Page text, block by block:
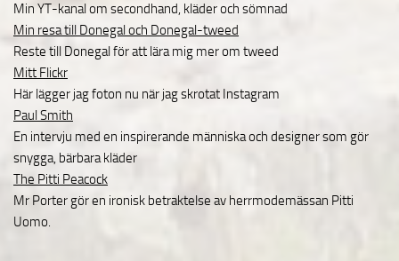
Min YT-kanal om secondhand, kläder och sömnad
Min resa till Donegal och Donegal-tweed
Reste till Donegal för att lära mig mer om tweed
Mitt Flickr
Här lägger jag foton nu när jag skrotat Instagram
Paul Smith
En intervju med en inspirerande människa och designer som gör
snygga, bärbara kläder
The Pitti Peacock
Mr Porter gör en ironisk betraktelse av herrmodemässan Pitti
Uomo.